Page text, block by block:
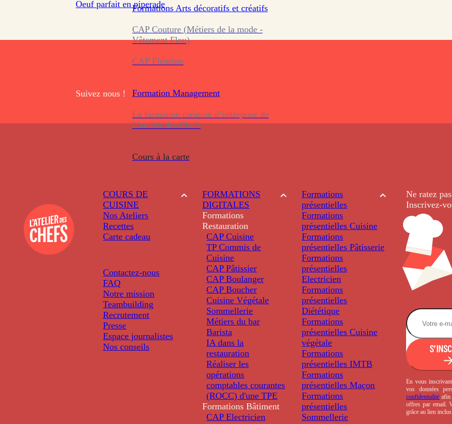
Formations Arts décoratifs et créatifs
CAP Couture (Métiers de la mode -
Vêtement Flou)
CAP Fleuriste
Formation Management
La formation création d’entreprise de
L’atelier des Chefs
Cours à la carte
Oeuf parfait en piperade
Suivez nous !
COURS DE
CUISINE
Nos Ateliers
Recettes
Carte cadeau
Contactez-nous
FAQ
Notre mission
Teambuilding
Recrutement
Presse
Espace journalistes
Nos conseils
FORMATIONS
DIGITALES
Formations
Restauration
CAP Cuisine
TP Commis de
Cuisine
CAP Pâtissier
CAP Boulanger
CAP Boucher
Cuisine Végétale
Sommellerie
Métiers du bar
Barista
IA dans la
restauration
Réaliser les
opérations
comptables courantes
(ROCC) d'une TPE
Formations Bâtiment
CAP Electricien
Formations
présentielles
Formations
présentielles Cuisine
Formations
présentielles Pâtisserie
Formations
présentielles
Electricien
Formations
présentielles
Diététique
Formations
présentielles Cuisine
végétale
Formations
présentielles IMTB
Formations
présentielles Maçon
Formations
présentielles
Sommellerie
Ne ratez
Inscrivez-
En vous
vos données
confidentialité afin
offres par email.
grâce au lien